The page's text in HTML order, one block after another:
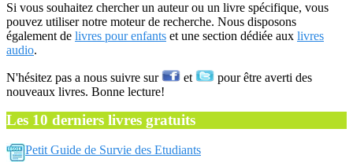
Si vous souhaitez chercher un auteur ou un livre spécifique, vous
pouvez utiliser notre moteur de recherche. Nous disposons
également de livres pour enfants et une section dédiée aux livres
audio.
N'hésitez pas a nous suivre sur et
pour être averti des
nouveaux livres. Bonne lecture!
Les 10 derniers livres gratuits
Petit Guide de Survie des Etudiants